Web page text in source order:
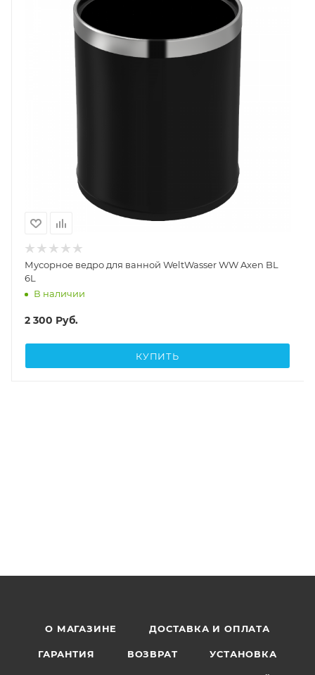
Мусорное ведро для ванной WeltWasser WW Axen BL
6L
В наличии
2 300 Руб.
КУПИТЬ
О МАГАЗИНЕ ДОСТАВКА И ОПЛАТА
ГАРАНТИЯ ВОЗВРАТ УСТАНОВКА